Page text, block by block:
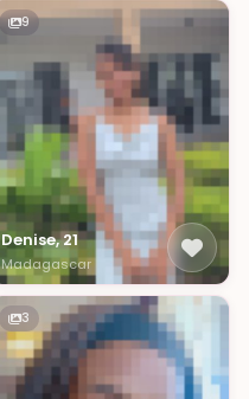
9
Denise, 21
Madagascar
3